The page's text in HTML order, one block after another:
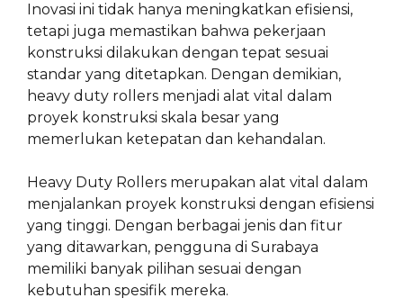
Inovasi ini tidak hanya meningkatkan efisiensi,
tetapi juga memastikan bahwa pekerjaan
konstruksi dilakukan dengan tepat sesuai
standar yang ditetapkan. Dengan demikian,
heavy duty rollers menjadi alat vital dalam
proyek konstruksi skala besar yang
memerlukan ketepatan dan kehandalan.
Heavy Duty Rollers merupakan alat vital dalam
menjalankan proyek konstruksi dengan efisiensi
yang tinggi. Dengan berbagai jenis dan fitur
yang ditawarkan, pengguna di Surabaya
memiliki banyak pilihan sesuai dengan
kebutuhan spesifik mereka.